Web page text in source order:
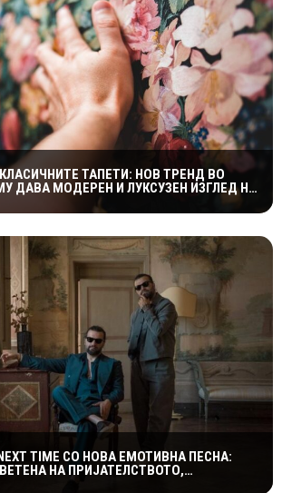
ТАПЕТИ: НОВ ТРЕНД ВО
ДАВА МОДЕРЕН И ЛУКСУЗЕН ИЗГЛЕД НА
TIME СО НОВА ЕМОТИВНА ПЕСНА:
НА ПРИЈАТЕЛСТВОТО,
ШТО ТРААТ ЗАСЕКОГАШ